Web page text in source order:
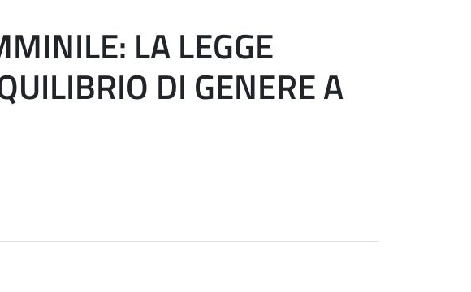
LA LEGGE
DI GENERE A